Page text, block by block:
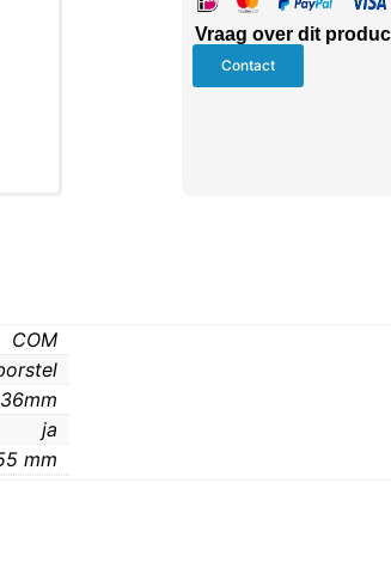
Vraag over dit
Contact
COM
36mm
ja
mm